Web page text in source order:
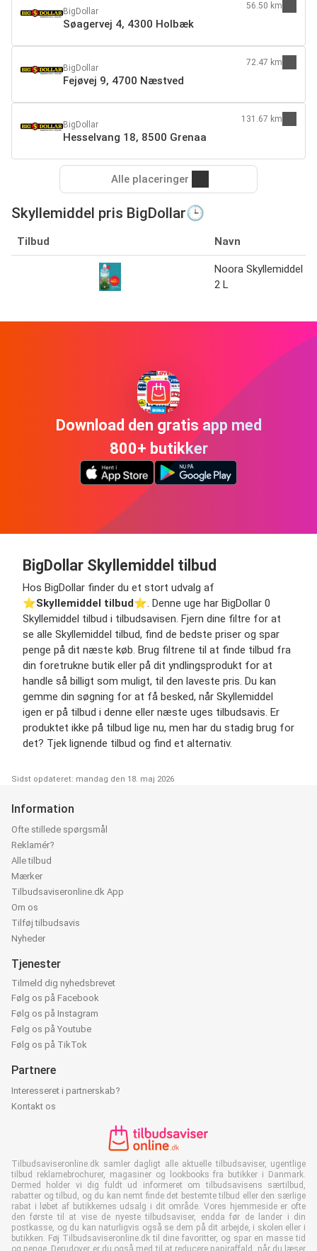
BigDollar
Søagervej 4, 4300 Holbæk
56.50 km
BigDollar
Fejøvej 9, 4700 Næstved
72.47 km
BigDollar
Hesselvang 18, 8500 Grenaa
131.67 km
Alle placeringer
Skyllemiddel pris BigDollar🕒
Tilbud Navn
Noora Skyllemiddel
2 L
Download den gratis app med
800+ butikker
BigDollar Skyllemiddel tilbud
Hos BigDollar finder du et stort udvalg af
⭐️Skyllemiddel tilbud⭐️. Denne uge har BigDollar 0
Skyllemiddel tilbud i tilbudsavisen. Fjern dine filtre for at
se alle Skyllemiddel tilbud, find de bedste priser og spar
penge på dit næste køb. Brug filtrene til at finde tilbud fra
din foretrukne butik eller på dit yndlingsprodukt for at
handle så billigt som muligt, til den laveste pris. Du kan
gemme din søgning for at få besked, når Skyllemiddel
igen er på tilbud i denne eller næste uges tilbudsavis. Er
produktet ikke på tilbud lige nu, men har du stadig brug for
det? Tjek lignende tilbud og find et alternativ.
Sidst opdateret: mandag den 18. maj 2026
Information
Ofte stillede spørgsmål
Reklamér?
Alle tilbud
Mærker
Tilbudsaviseronline.dk App
Om os
Tilføj tilbudsavis
Nyheder
Tjenester
Tilmeld dig nyhedsbrevet
Følg os på Facebook
Følg os på Instagram
Følg os på Youtube
Følg os på TikTok
Partnere
Interesseret i partnerskab?
Kontakt os
Tilbudsaviseronline.dk samler dagligt alle aktuelle tilbudsaviser, ugentlige
tilbud reklamebrochurer, magasiner og lookbooks fra butikker i Danmark.
Dermed holder vi dig fuldt ud informeret om tilbudsavisens særtilbud,
rabatter og tilbud, og du kan nemt finde det bestemte tilbud eller den særlige
rabat i løbet af butikkernes udsalg i dit område. Vores hjemmeside er ofte
den første til at vise de nyeste tilbudsaviser, endda før de lander i din
postkasse, og du kan naturligvis også se dem på dit arbejde, i skolen eller i
butikken. Føj Tilbudsaviseronline.dk til dine favoritter, og spar en masse tid